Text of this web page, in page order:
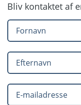
Bliv kontaktet af